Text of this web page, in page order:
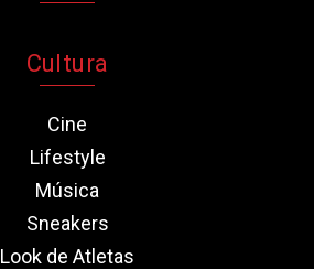
Cultura
Cine
Lifestyle
Música
Sneakers
Look de Atletas